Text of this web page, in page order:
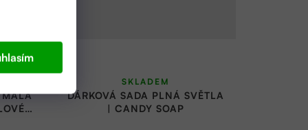
MALÁ
DÁRKOVÁ SADA PLNÁ SVĚTLA
| CANDY SOAP
SKLADEM